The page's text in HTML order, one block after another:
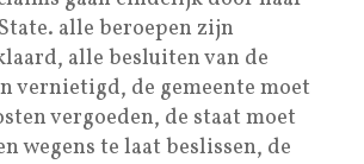
alle beroepen zijn
alle besluiten van de
vernietigd, de gemeente moet
vergoeden, de staat moet
wegens te laat beslissen, de